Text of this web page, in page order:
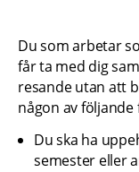
Du som arbetar
får ta med dig
resande utan att
någon av
Du ska ha
semester eller